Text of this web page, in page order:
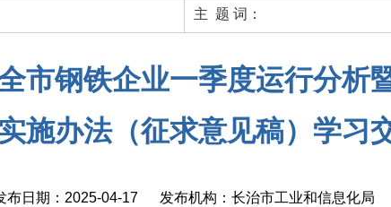
主 题 词：
市钢铁企业一季度运行分析
施办法（征求意见稿）学习
布日期：2025-04-17 发布机构：长治市工业和信息化局